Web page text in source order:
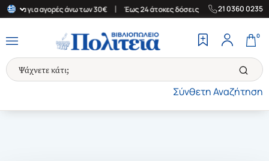
για αγορές άνω των 30€ Έως 24 άτοκες δόσεις | Δωρεάν
21 0360 0235
Σύνθετη Αναζήτηση
0